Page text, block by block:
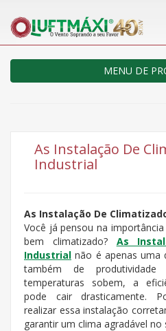
MENU DE
As Instalação De
Industrial
As Instalação De
Você já pensou na
bem climatizado? As
Industrial não é apenas uma
também de
temperaturas sobem, a
pode cair drasticamente.
realizar essa instalação
garantir um clima agradável